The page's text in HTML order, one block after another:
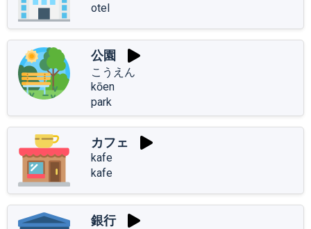
otel
公園
こうえん
kōen
park
カフェ
kafe
kafe
銀行